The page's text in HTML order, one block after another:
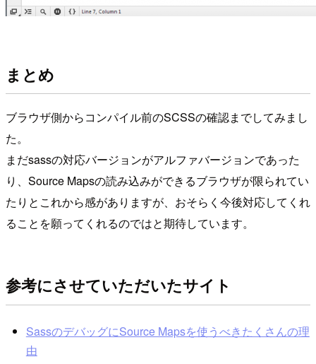
まとめ
ブラウザ側からコンパイル前のSCSSの確認までしてみまし
た。
まだsassの対応バージョンがアルファバージョンであった
り、Source Mapsの読み込みができるブラウザが限られてい
たりとこれから感がありますが、おそらく今後対応してくれ
ることを願ってくれるのではと期待しています。
参考にさせていただいたサイト
SassのデバッグにSource Mapsを使うべきたくさんの理
由